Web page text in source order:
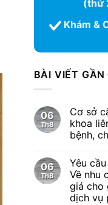
(thứ
Khám &
BÀI VIẾT
06
Th8
Cơ sở
khoa
bệnh,
06
Th8
Yêu
Về nhu
giá cho
dịch vụ